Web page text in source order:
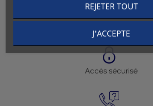
Accès sécurisé
REJETER TOUT
J'ACCEPTE